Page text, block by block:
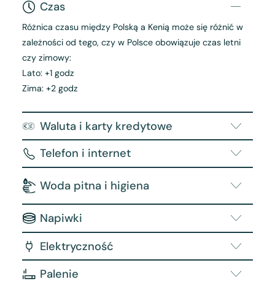
Czas
Różnica czasu między Polską a Kenią może się różnić w
zależności od tego, czy w Polsce obowiązuje czas letni
czy zimowy:
Lato: +1 godz
Zima: +2 godz
Waluta i karty kredytowe
Telefon i internet
Woda pitna i higiena
Napiwki
Elektryczność
Palenie